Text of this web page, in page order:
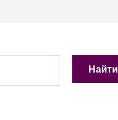
Найти